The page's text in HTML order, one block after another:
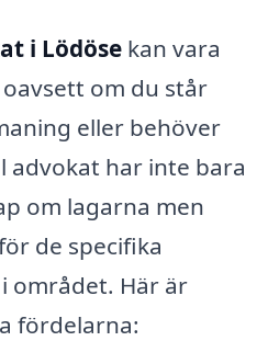
i Lödöse kan vara
om du står
eller behöver
advokat har inte bara
om lagarna men
de specifika
området. Här är
fördelarna: